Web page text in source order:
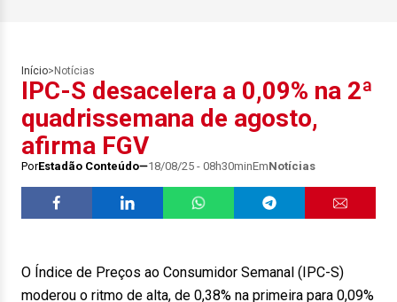
Início> Notícias
IPC-S desacelera a 0,09% na 2ª
quadrissemana de agosto,
afirma FGV
PorEstadão Conteúdo 18/08/25 - 08h30minEmNotícias
O Índice de Preços ao Consumidor Semanal (IPC-S)
moderou o ritmo de alta, de 0,38% na primeira para 0,09%